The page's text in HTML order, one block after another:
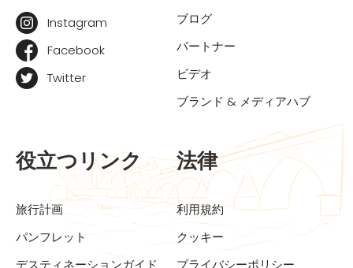
Instagram
Facebook
Twitter
ブログ
パートナー
ビデオ
ブランド & メディアハブ
役立つリンク
旅行計画
パンフレット
デスティネーションガイド
法律
利用規約
クッキー
プライバシーポリシー